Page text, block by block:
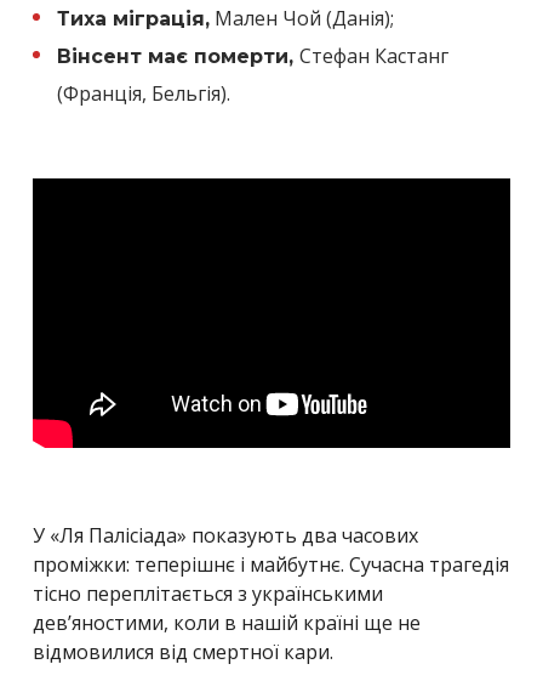
Тиха міграція, Мален Чой (Данія);
Вінсент має померти, Стефан Кастанг
(Франція, Бельгія).
У «Ля Палісіада» показують два часових
проміжки: теперішнє і майбутнє. Сучасна трагедія
тісно переплітається з українськими
дев’яностими, коли в нашій країні ще не
відмовилися від смертної кари.